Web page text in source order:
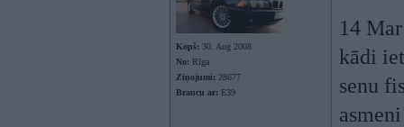
Kopš: 30. Aug 2008
No: Rīga
Ziņojumi: 28677
Braucu ar: E39
14
kādi
senu